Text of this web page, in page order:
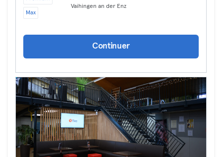
Max
Vaihingen an der Enz
Continuer